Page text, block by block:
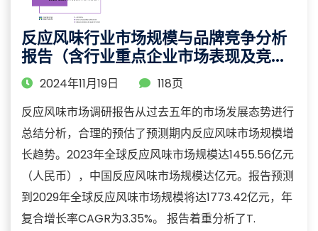
反应风味行业市场规模与品牌竞争分析
报告（含行业重点企业市场表现及竞争
策略分析）
2024年11月19日
118页
反应风味市场调研报告从过去五年的市场发展态势进行
总结分析，合理的预估了预测期内反应风味市场规模增
长趋势。2023年全球反应风味市场规模达1455.56亿元
（人民币），中国反应风味市场规模达亿元。报告预测
到2029年全球反应风味市场规模将达1773.42亿元，年
复合增长率CAGR为3.35%。 报告着重分析了T.